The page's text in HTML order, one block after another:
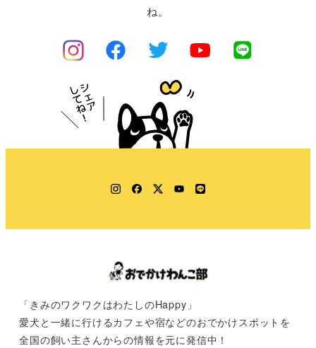
ね。
Instagram
Facebook
TwitterYouTube
LINE
「きみのワクワクはわたしのHappy」
愛犬と一緒に行けるカフェや宿などのおでかけスポットを
全国の飼い主さんからの情報を元に発信中！